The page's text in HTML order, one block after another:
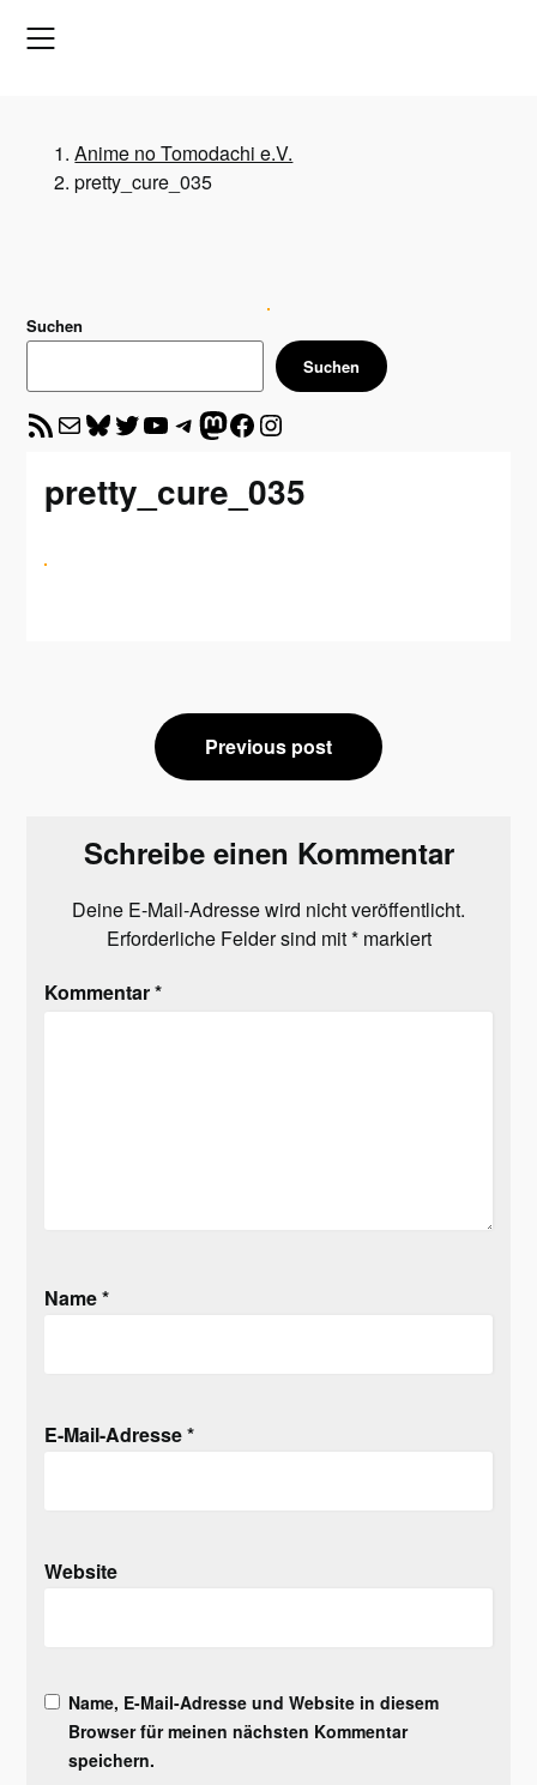
Anime no Tomodachi e.V.
pretty_cure_035
Suchen
Suchen
RSS-Feed E-Mail Bluesky Twitter YouTube TelegramMastodon Facebook Instagram
pretty_cure_035
Beitragsnavigation
Previous post
Schreibe einen Kommentar
Deine E-Mail-Adresse wird nicht veröffentlicht.
Erforderliche Felder sind mit*markiert
Kommentar*
Name*
E-Mail-Adresse*
Website
Name, E-Mail-Adresse und Website in diesem
Browser für meinen nächsten Kommentar
speichern.